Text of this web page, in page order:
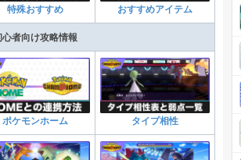
特殊おすすめ おすすめアイテム
心者向け攻略情報
ポケモンホーム タイプ相性